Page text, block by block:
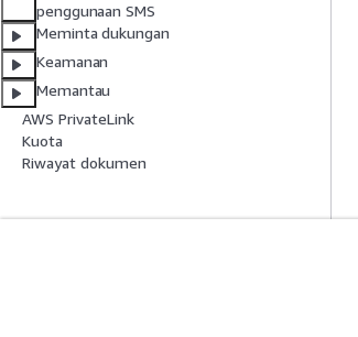
penggunaan SMS
Meminta dukungan
Keamanan
Memantau
AWS PrivateLink
Kuota
Riwayat dokumen